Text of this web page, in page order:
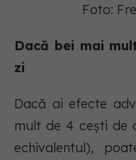
Foto:
Dacă bei mai
zi
Dacă ai efecte
mult de 4 cești de
echivalentul),